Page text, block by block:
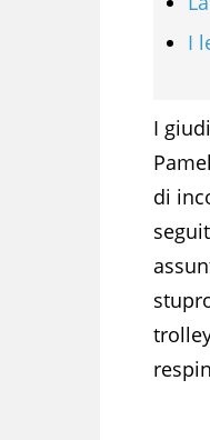
I
I
di